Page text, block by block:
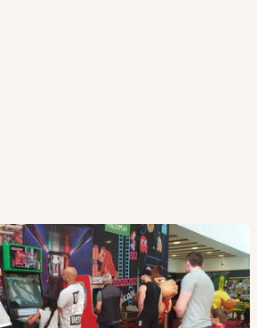
vigtige
til at tiltrække og
i shoppingcentre. Når